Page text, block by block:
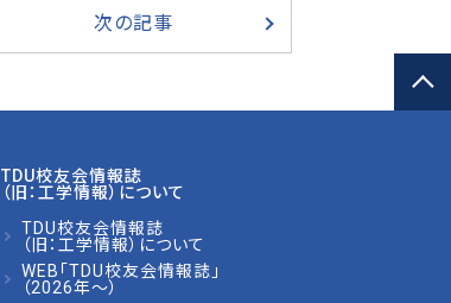
次の記事
TDU校友会情報誌
（旧：工学情報）について
TDU校友会情報誌
（旧：工学情報）について
WEB「TDU校友会情報誌」
（2026年～）